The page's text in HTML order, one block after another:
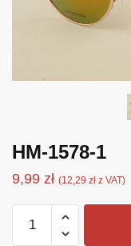
HM-1578-1
9,99 zł (12,29 zł z VAT)
HM-